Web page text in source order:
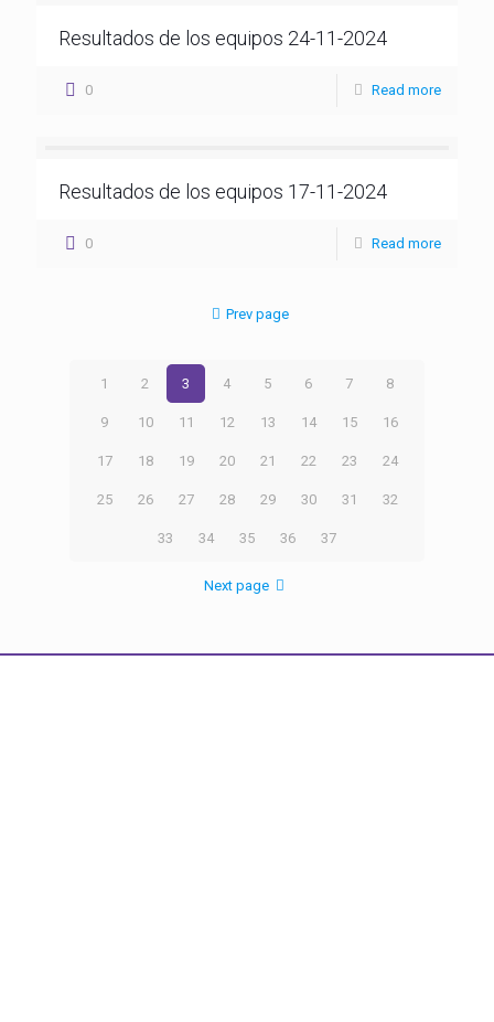
Resultados de los equipos 24-11-2024
0 Read more
Resultados de los equipos 17-11-2024
0 Read more
Prev page
1 2 3 4 5 6 7 8
9 10 11 12 13 14 15 16
17 18 19 20 21 22 23 24
25 26 27 28 29 30 31 32
33 34 35 36 37
Next page